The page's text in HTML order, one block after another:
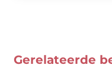
Gerelateerde